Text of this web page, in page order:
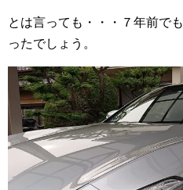
とは言っても・・・７年前で
ったでしょう。